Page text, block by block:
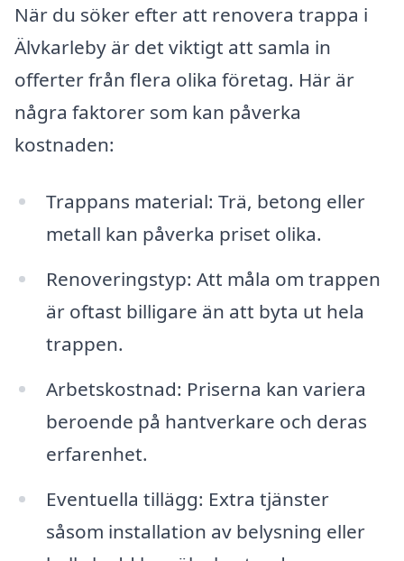
När du söker efter att renovera trappa i
Älvkarleby är det viktigt att samla in
offerter från flera olika företag. Här är
några faktorer som kan påverka
kostnaden:
Trappans material: Trä, betong eller
metall kan påverka priset olika.
Renoveringstyp: Att måla om trappen
är oftast billigare än att byta ut hela
trappen.
Arbetskostnad: Priserna kan variera
beroende på hantverkare och deras
erfarenhet.
Eventuella tillägg: Extra tjänster
såsom installation av belysning eller